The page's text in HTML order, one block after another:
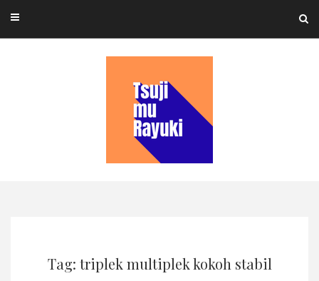
content
Tag: triplek multiplek kokoh stabil